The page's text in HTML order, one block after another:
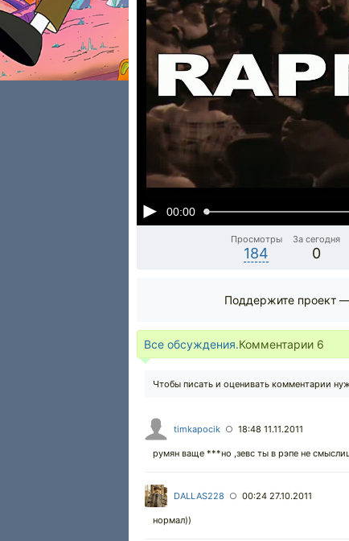
00:00
Просмотры
184
За сегодня
0
Поддержите проект
Все обсуждения.Комментарии 6
Чтобы писать и оценивать комментарии
timkapocik ○ 18:48 11.11.2011
румян ваще ***но ,зевс ты в рэпе не
DALLAS228 ○ 00:24 27.10.2011
нормал))